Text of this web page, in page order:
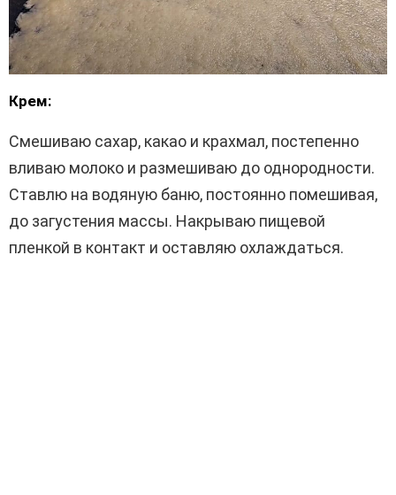
Крем:
Смешиваю сахар, какао и крахмал, постепенно
вливаю молоко и размешиваю до однородности.
Ставлю на водяную баню, постоянно помешивая,
до загустения массы. Накрываю пищевой
пленкой в ​​контакт и оставляю охлаждаться.